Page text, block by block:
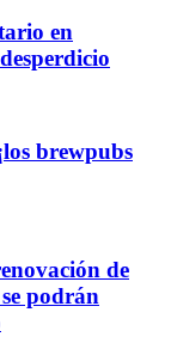
en
brewpubs
de
podrán